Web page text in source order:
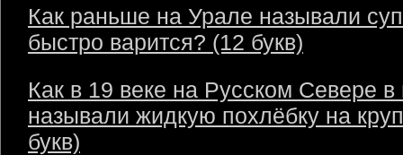
Как раньше на Урале называли
быстро варится? (12 букв)
Как в 19 веке на Русском Севере в
называли жидкую похлёбку на
букв)